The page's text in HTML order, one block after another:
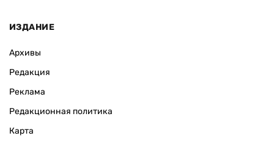
ИЗДАНИЕ
Архивы
Редакция
Реклама
Редакционная политика
Карта